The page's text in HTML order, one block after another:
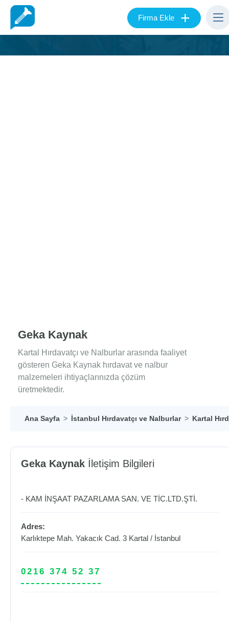
Firma Ekle +
Geka Kaynak
Kartal Hırdavatçı ve Nalburlar arasında faaliyet
gösteren Geka Kaynak hırdavat ve nalbur
malzemeleri ihtiyaçlarınızda çözüm
üretmektedir.
Ana Sayfa İstanbul Hırdavatçı ve Nalburlar Kartal
Geka Kaynak İletişim Bilgileri
- KAM İNŞAAT PAZARLAMA SAN. VE TİC.LTD.ŞTİ.
Adres:
Karlıktepe Mah. Yakacık Cad. 3 Kartal / İstanbul
0216 374 52 37